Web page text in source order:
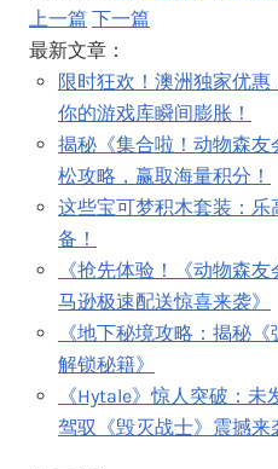
上一篇 下一篇
最新文章：
限时狂欢！澳洲独家优
你的游戏库瞬间膨胀！
揭秘《集合啦！动物森
松攻略，赢取海量积分！
这些宝可梦积木套装：
备！
《抢先体验！《动物森
马逊极速配送惊喜来袭》
《地下秘境攻略：揭秘
解锁秘籍》
《Hytale》惊人突破：
驾驭《毁灭战士》震撼来